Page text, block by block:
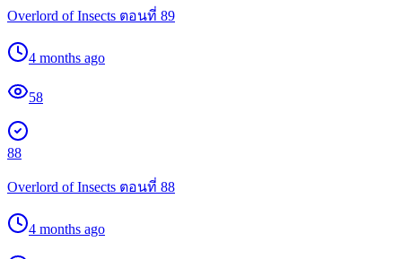
Overlord of Insects ตอนที่ 89
4 months ago
58
88
Overlord of Insects ตอนที่ 88
4 months ago